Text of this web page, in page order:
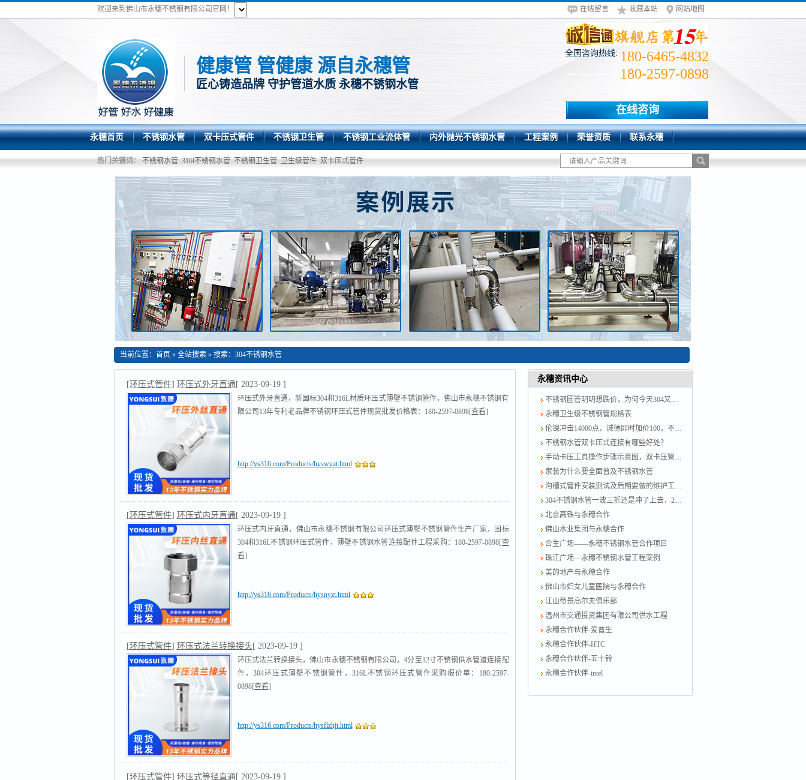
在线留言 收藏本站 网站地图
欢迎来到佛山市永穗不锈钢有限公司官网！
健康管 管健康 源自永穗管
匠心铸造品牌 守护管道水质 永穗不锈钢水管
全国咨询热线: 180-6465-4832
180-2597-0898
在线咨询
永穗首页 不锈钢水管 双卡压式管件 不锈钢卫生管 不锈钢工业流体管 内外抛光不锈钢水管 工程案例 荣誉资质 联系永穗
热门关键词： 不锈钢水管 316l不锈钢水管 不锈钢卫生管 卫生级管件 双卡压式管件
当前位置： 首页 » 全站搜索» 搜索：304不锈钢水管
[环压式管件] 环压式外牙直通 [ 2023-09-19 ]
环压式外牙直通，新国标304和316L材质环压式薄壁不锈钢管件，佛山市永穗不锈钢有
限公司13年专利老品牌不锈钢环压式管件现货批发价格表：180-2597-0898[查看]
http://ys316.com/Products/hyswyzt.html
[环压式管件] 环压式内牙直通 [ 2023-09-19 ]
环压式内牙直通，佛山市永穗不锈钢有限公司环压式薄壁不锈钢管件生产厂家，国标
304和316L不锈钢环压式管件，薄壁不锈钢水管连接配件工程采购：180-2597-0898[查
看]
http://ys316.com/Products/hysnyzt.html
[环压式管件] 环压式法兰转换接头[ 2023-09-19 ]
环压式法兰转换接头，佛山市永穗不锈钢有限公司，4分至12寸不锈钢供水管道连接配
件，304环压式薄壁不锈钢管件，316L不锈钢环压式管件采购报价单：180-2597-
0898[查看]
http://ys316.com/Products/hysflzhjt.html
[环压式管件] 环压式等径直通 [ 2023-09-19 ]
永穗资讯中心
不锈钢圆管明明想跌价，为何今天304又涨了？涨就对了，计划跟不上变化
永穗卫生级不锈钢管规格表
伦镍冲击14000点，诚德即时加价100，不锈钢水管厂家跟紧了别掉队！
不锈钢水管双卡压式连接有哪些好处？
手动卡压工具操作步骤示意图，双卡压管件链接方法图示
家装为什么要全面普及不锈钢水管
沟槽式管件安装测试及后期要做的维护工作？
304不锈钢水管一波三折还是冲了上去，201跟着节奏走，今日板卷市场涨50-100
北京高铁与永穗合作
佛山水业集团与永穗合作
合生广场——永穗不锈钢水管合作项目
珠江广场—永穗不锈钢水管工程案例
美的地产与永穗合作
佛山市妇女儿童医院与永穗合作
江山帝景高尔夫俱乐部
温州市交通投资集团有限公司供水工程
永穗合作伙伴-爱普生
永穗合作伙伴-HTC
永穗合作伙伴-五十铃
永穗合作伙伴-intel